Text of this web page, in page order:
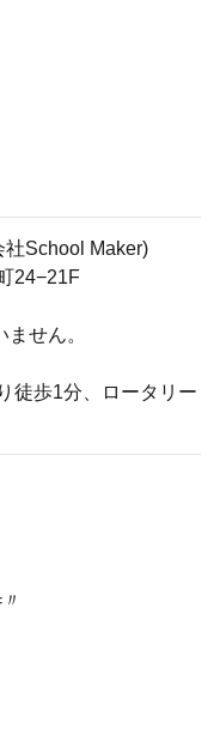
社School Maker)
24−21F
せん。
徒歩1分、ロータリー